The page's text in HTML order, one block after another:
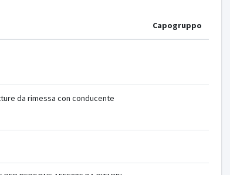
Capogruppo
da rimessa con conducente